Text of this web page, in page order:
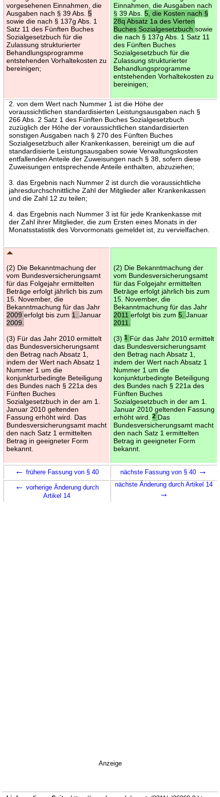
vorgesehenen Einnahmen, die
Ausgaben nach § 39 Abs. 5
sowie die nach § 137g Abs. 1
Satz 11 des Fünften Buches
Sozialgesetzbuch für die
Zulassung strukturierter
Behandlungsprogramme
entstehenden Vorhaltekosten zu
bereinigen;
Einnahmen, die Ausgaben nach
§ 39 Abs. 5, die Kosten nach §
28q Absatz 1a des Vierten
Buches Sozialgesetzbuch sowie
die nach § 137g Abs. 1 Satz 11
des Fünften Buches
Sozialgesetzbuch für die
Zulassung strukturierter
Behandlungsprogramme
entstehenden Vorhaltekosten zu
bereinigen;
2. von dem Wert nach Nummer 1 ist die Höhe der
voraussichtlichen standardisierten Leistungsausgaben nach §
266 Abs. 2 Satz 1 des Fünften Buches Sozialgesetzbuch
zuzüglich der Höhe der voraussichtlichen standardisierten
sonstigen Ausgaben nach § 270 des Fünften Buches
Sozialgesetzbuch aller Krankenkassen, bereinigt um die auf
standardisierte Leistungsausgaben sowie Verwaltungskosten
entfallenden Anteile der Zuweisungen nach § 38, sofern diese
Zuweisungen entsprechende Anteile enthalten, abzuziehen;
3. das Ergebnis nach Nummer 2 ist durch die voraussichtliche
jahresdurchschnittliche Zahl der Mitglieder aller Krankenkassen
und die Zahl 12 zu teilen;
4. das Ergebnis nach Nummer 3 ist für jede Krankenkasse mit
der Zahl ihrer Mitglieder, die zum Ersten eines Monats in der
Monatsstatistik des Vorvormonats gemeldet ist, zu vervielfachen.
(2) Die Bekanntmachung der
vom Bundesversicherungsamt
für das Folgejahr ermittelten
Beträge erfolgt jährlich bis zum
15. November, die
Bekanntmachung für das Jahr
2009 erfolgt bis zum 1. Januar
2009.
(3) Für das Jahr 2010 ermittelt
das Bundesversicherungsamt
den Betrag nach Absatz 1,
indem der Wert nach Absatz 1
Nummer 1 um die
konjunkturbedingte Beteiligung
des Bundes nach § 221a des
Fünften Buches
Sozialgesetzbuch in der am 1.
Januar 2010 geltenden
Fassung erhöht wird. Das
Bundesversicherungsamt macht
den nach Satz 1 ermittelten
Betrag in geeigneter Form
bekannt.
(2) Die Bekanntmachung der
vom Bundesversicherungsamt
für das Folgejahr ermittelten
Beträge erfolgt jährlich bis zum
15. November, die
Bekanntmachung für das Jahr
2011 erfolgt bis zum 5. Januar
2011.
(3) 1 Für das Jahr 2010 ermittelt
das Bundesversicherungsamt
den Betrag nach Absatz 1,
indem der Wert nach Absatz 1
Nummer 1 um die
konjunkturbedingte Beteiligung
des Bundes nach § 221a des
Fünften Buches
Sozialgesetzbuch in der am 1.
Januar 2010 geltenden Fassung
erhöht wird.
2 Das
Bundesversicherungsamt macht
den nach Satz 1 ermittelten
Betrag in geeigneter Form
bekannt.
← frühere Fassung von § 40 nächste Fassung von § 40 →
← vorherige Änderung durch
Artikel 14
nächste Änderung durch Artikel 14
→
Anzeige